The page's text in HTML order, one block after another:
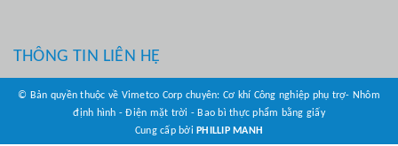
THÔNG TIN LIÊN HỆ
© Bản quyền thuộc về Vimetco Corp chuyên: Cơ khí Công nghiệp phụ trợ- Nhôm
định hình - Điện mặt trời - Bao bì thực phẩm bằng giấy
Cung cấp bởi PHILLIP MANH